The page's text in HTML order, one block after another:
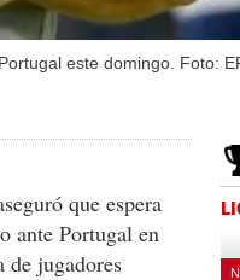
este domingo. Foto:
que espera
ante Portugal en
de jugadores